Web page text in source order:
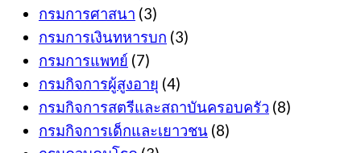
กรมการศาสนา (3)
กรมการเงินทหารบก (3)
กรมการแพทย์ (7)
กรมกิจการผู้สูงอายุ (4)
กรมกิจการสตรีและสถาบันครอบครัว (8)
กรมกิจการเด็กและเยาวชน (8)